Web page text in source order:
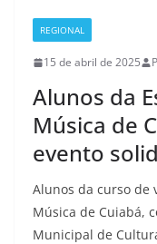
REGIONAL
15 de abril de 2025
Alunos da
Música de
evento
Alunos da curso de
Música de Cuiabá,
Municipal de